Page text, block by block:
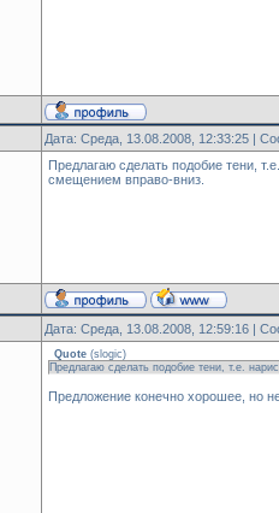
Дата: Среда, 13.08.2008, 12:33:25 |
Предлагаю сделать подобие тени,
смещением вправо-вниз.
Дата: Среда, 13.08.2008, 12:59:16 |
Quote (slogic)
Предлагаю сделать подобие тени, т.е.
Предложение конечно хорошее, но